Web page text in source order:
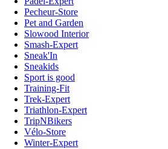
Pecheur-Store
Pet and Garden
Slowood Interior
Smash-Expert
Sneak'In
Sneakids
Sport is good
Training-Fit
Trek-Expert
Triathlon-Expert
TripNBikers
Vélo-Store
Winter-Expert